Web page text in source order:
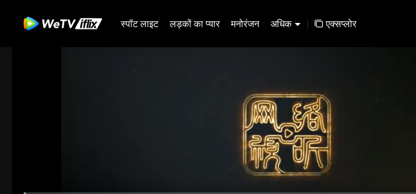
स्पॉट लाइट लड़कों का प्यार मनोरंजन अधिक | एक्सप्लोर